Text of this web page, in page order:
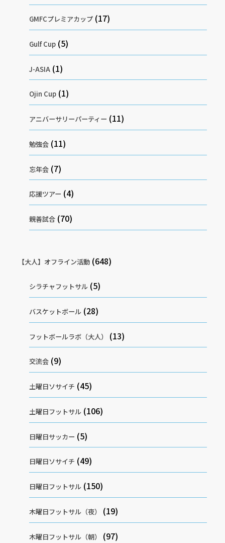
GMFCプレミアカップ (17)
Gulf Cup (5)
J-ASIA (1)
Ojin Cup (1)
アニバーサリーパーティー (11)
勉強会 (11)
忘年会 (7)
応援ツアー (4)
親善試合 (70)
【大人】オフライン活動(648)
シラチャフットサル (5)
バスケットボール (28)
フットボールラボ（大人） (13)
交流会 (9)
土曜日ソサイチ (45)
土曜日フットサル (106)
日曜日サッカー (5)
日曜日ソサイチ (49)
日曜日フットサル (150)
木曜日フットサル（夜） (19)
木曜日フットサル（朝） (97)